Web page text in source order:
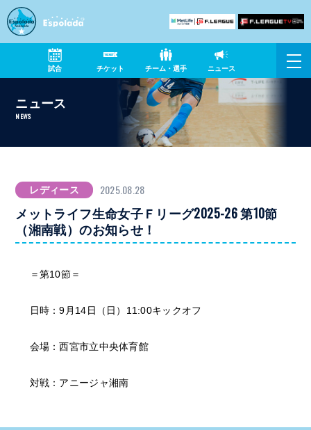
試合 チケット チーム・選手 ニュース
ニュース
NEWS
レディース 2025.08.28
メットライフ生命女子Ｆリーグ2025-26 第10節
（湘南戦）のお知らせ！
＝第10節＝
日時：9月14日（日）11:00キックオフ
会場：西宮市立中央体育館
対戦：アニージャ湘南